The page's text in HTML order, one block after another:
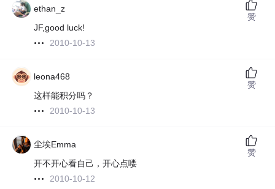
ethan_z
JF,good luck!
2010-10-13
赞
leona468
这样能积分吗？
2010-10-13
赞
尘埃Emma
开不开心看自己，开心点喽
2010-10-12
赞